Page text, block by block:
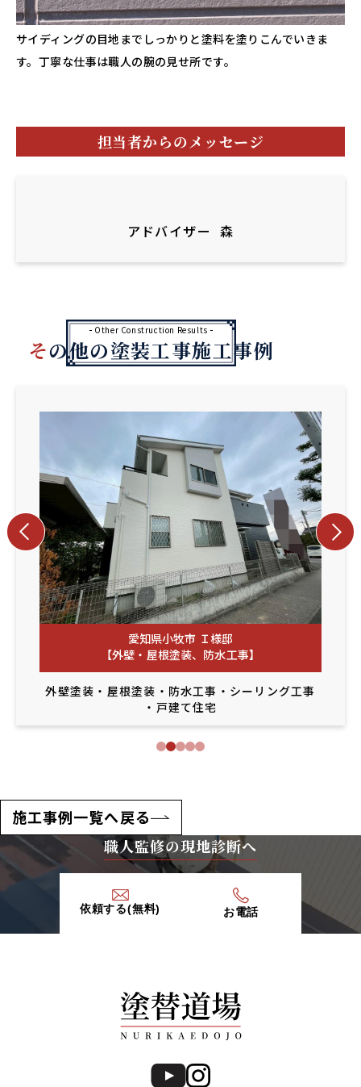
サイディングの目地までしっかりと塗料を塗りこんでいきま
す。丁寧な仕事は職人の腕の見せ所です。
担当者からのメッセージ
アドバイザー 森
Other Construction Results
その他の塗装工事施工事例
愛知県小牧市 Ｉ様邸
【外壁・屋根塗装、防水工事】
外壁塗装 ・ 屋根塗装 ・ 防水工事 ・ シーリング工事
・ 戸建て住宅
施工事例一覧へ戻る
職人監修の現地診断へ
依頼する(無料) お電話